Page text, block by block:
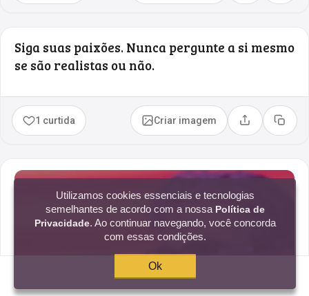
Siga suas paixões. Nunca pergunte a si mesmo
se são realistas ou não.
1 curtida Criar imagem Compartilhar
Copiar
Utilizamos cookies essenciais e tecnologias
semelhantes de acordo com a nossa Política de
Privacidade. Ao continuar navegando, você concorda
com essas condições.
Ok